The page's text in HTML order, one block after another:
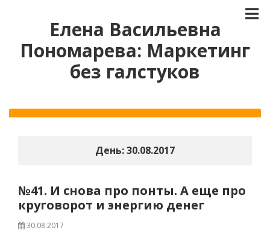
Елена Васильевна
Пономарева: Маркетинг
без галстуков
День:30.08.2017
№41. И снова про понты. А еще про
круговорот и энергию денег
30.08.2017